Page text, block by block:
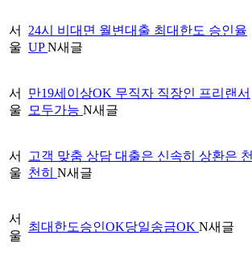
서
울
24시 비대면 월변대출 최대한도 승인율
UPN새글
서
울
만19세이상OK 무직자 직장인 프리랜서
모두가능 N새글
서
울
고객 맞춤 상담 대출은 신속히 상환은 천
천히 N새글
서
울
최대한도승인OK당일송금OK N새글